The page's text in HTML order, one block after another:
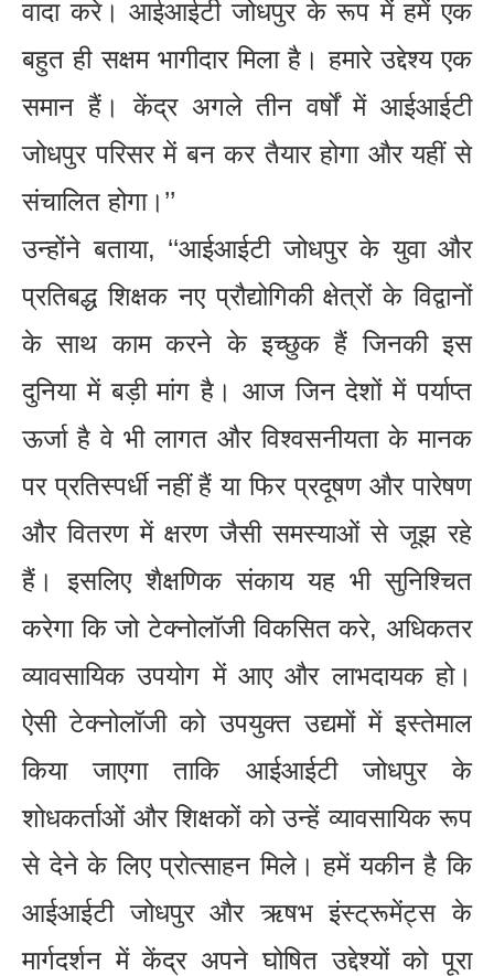
वादा करे। आईआईटी जोधपुर के रूप में हमें एक
बहुत ही सक्षम भागीदार मिला है। हमारे उद्देश्य एक
समान हैं। केंद्र अगले तीन वर्षों में आईआईटी
जोधपुर परिसर में बन कर तैयार होगा और यहीं से
संचालित होगा।’’
उन्होंने बताया, ‘‘आईआईटी जोधपुर के युवा और
प्रतिबद्ध शिक्षक नए प्रौद्योगिकी क्षेत्रों के विद्वानों
के साथ काम करने के इच्छुक हैं जिनकी इस
दुनिया में बड़ी मांग है। आज जिन देशों में पर्याप्त
ऊर्जा है वे भी लागत और विश्वसनीयता के मानक
पर प्रतिस्पर्धी नहीं हैं या फिर प्रदूषण और पारेषण
और वितरण में क्षरण जैसी समस्याओं से जूझ रहे
हैं। इसलिए शैक्षणिक संकाय यह भी सुनिश्चित
करेगा कि जो टेक्नोलॉजी विकसित करे, अधिकतर
व्यावसायिक उपयोग में आए और लाभदायक हो।
ऐसी टेक्नोलॉजी को उपयुक्त उद्यमों में इस्तेमाल
किया जाएगा ताकि आईआईटी जोधपुर के
शोधकर्ताओं और शिक्षकों को उन्हें व्यावसायिक रूप
से देने के लिए प्रोत्साहन मिले। हमें यकीन है कि
आईआईटी जोधपुर और ऋषभ इंस्ट्रूमेंट्स के
मार्गदर्शन में केंद्र अपने घोषित उद्देश्यों को पूरा